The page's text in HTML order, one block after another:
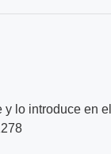
lo introduce en